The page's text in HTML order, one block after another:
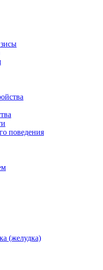
поведения
(желудка)